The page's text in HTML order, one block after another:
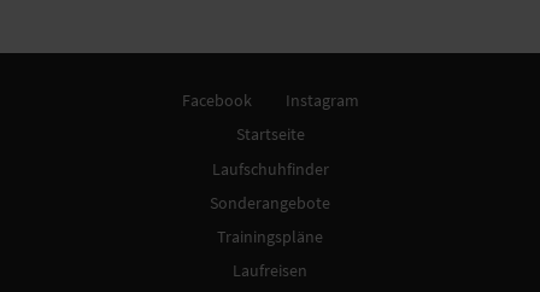
Facebook
Instagram
Startseite
Laufschuhfinder
Sonderangebote
Trainingspläne
Laufreisen